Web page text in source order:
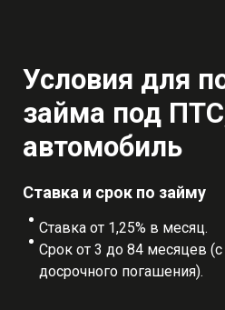
Условия для
займа под
автомобиль
Ставка и срок по займу
Ставка от 1,25% в месяц.
Срок от 3 до 84 месяцев
досрочного погашения).